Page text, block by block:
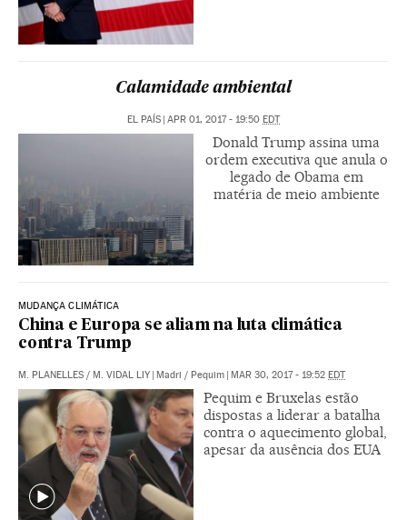
Calamidade ambiental
EL PAÍS | APR 01, 2017 - 19:50 EDT
Donald Trump assina uma
ordem executiva que anula o
legado de Obama em
matéria de meio ambiente
MUDANÇA CLIMÁTICA
China e Europa se aliam na luta climática
contra Trump
M. PLANELLES / M. VIDAL LIY | Madri / Pequim | MAR 30, 2017 - 19:52 EDT
Pequim e Bruxelas estão
dispostas a liderar a batalha
contra o aquecimento global,
apesar da ausência dos EUA